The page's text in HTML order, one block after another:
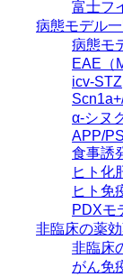
富士フ
病態モデル
病態モ
EAE（
icv-STZ
α-シヌ
APP/
食事誘
ヒト化
ヒト免
PDXモ
非臨床の薬
非臨床
がん免